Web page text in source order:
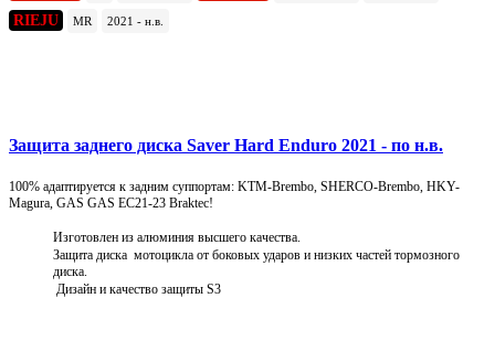
RIEJU MR 2021 - н.в.
Защита заднего диска Saver Hard Enduro 2021 - по н.в.
100% адаптируется к задним суппортам: KTM-Brembo, SHERCO-Brembo, HKY-
Magura, GAS GAS EC21-23 Braktec!
Изготовлен из алюминия высшего качества.
Защита диска мотоцикла от боковых ударов и низких частей тормозного
диска.
Дизайн и качество защиты S3